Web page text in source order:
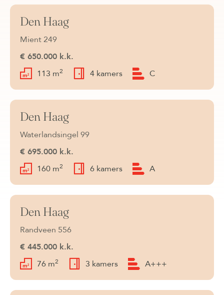
Beschikbaar
Den Haag
Mient 249
€ 650.000 k.k.
113 m2 4 kamers C
Beschikbaar
Den Haag
Waterlandsingel 99
€ 695.000 k.k.
160 m2 6 kamers A
Beschikbaar
Den Haag
Randveen 556
€ 445.000 k.k.
76 m2 3 kamers A+++